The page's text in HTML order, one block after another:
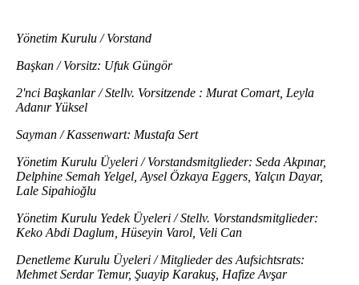
Yönetim Kurulu / Vorstand
Başkan / Vorsitz: Ufuk Güngör
2'nci Başkanlar / Stellv. Vorsitzende : Murat Comart, Leyla
Adanır Yüksel
Sayman / Kassenwart: Mustafa Sert
Yönetim Kurulu Üyeleri / Vorstandsmitglieder: Seda Akpınar,
Delphine Semah Yelgel, Aysel Özkaya Eggers, Yalçın Dayar,
Lale Sipahioğlu
Yönetim Kurulu Yedek Üyeleri / Stellv. Vorstandsmitglieder:
Keko Abdi Daglum, Hüseyin Varol, Veli Can
Denetleme Kurulu Üyeleri / Mitglieder des Aufsichtsrats:
Mehmet Serdar Temur, Şuayip Karakuş, Hafize Avşar